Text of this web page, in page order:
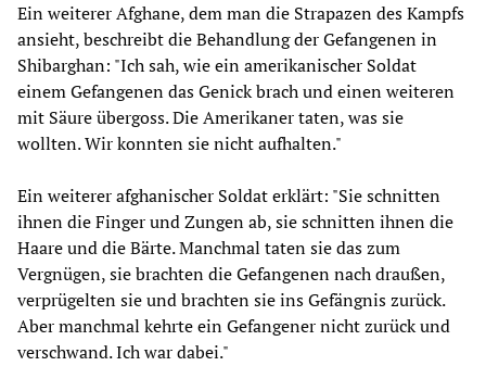
Ein weiterer Afghane, dem man die Strapazen des Kampfs
ansieht, beschreibt die Behandlung der Gefangenen in
Shibarghan: "Ich sah, wie ein amerikanischer Soldat
einem Gefangenen das Genick brach und einen weiteren
mit Säure übergoss. Die Amerikaner taten, was sie
wollten. Wir konnten sie nicht aufhalten."
Ein weiterer afghanischer Soldat erklärt: "Sie schnitten
ihnen die Finger und Zungen ab, sie schnitten ihnen die
Haare und die Bärte. Manchmal taten sie das zum
Vergnügen, sie brachten die Gefangenen nach draußen,
verprügelten sie und brachten sie ins Gefängnis zurück.
Aber manchmal kehrte ein Gefangener nicht zurück und
verschwand. Ich war dabei."